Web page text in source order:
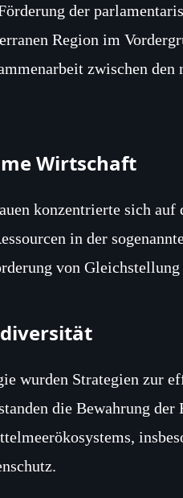
der
Region im
zwischen den
Wirtschaft
konzentrierte sich auf
in der
von
wurden Strategien zur
die Bewahrung